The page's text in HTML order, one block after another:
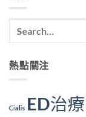
熱點關注
Cialis ED治療